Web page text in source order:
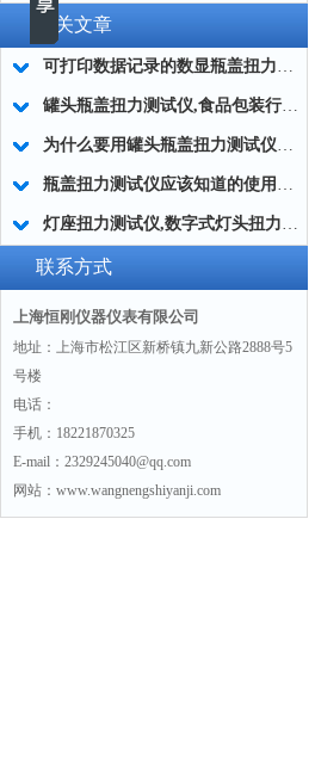
相关文章
可打印数据记录的数显瓶盖扭力测试仪
罐头瓶盖扭力测试仪,食品包装行业罐头瓶盖扭矩仪
为什么要用罐头瓶盖扭力测试仪？|厂家答疑
瓶盖扭力测试仪应该知道的使用规则
灯座扭力测试仪,数字式灯头扭力仪,灯座灯具扭力测试仪
联系方式
上海恒刚仪器仪表有限公司
地址：上海市松江区新桥镇九新公路2888号5
号楼
电话：
手机：18221870325
E-mail：2329245040@qq.com
网站：www.wangnengshiyanji.com